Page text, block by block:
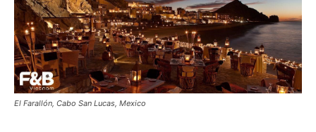
El Farallón, Cabo San Lucas, Mexico